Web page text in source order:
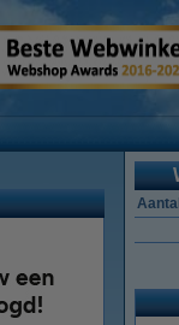
Aantal